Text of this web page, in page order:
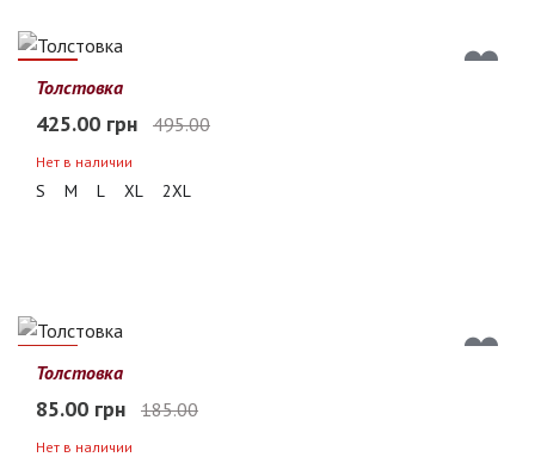
14%
Толстовка
425.00 грн 495.00
Нет в наличии
S M L XL 2XL
54%
Толстовка
85.00 грн 185.00
Нет в наличии